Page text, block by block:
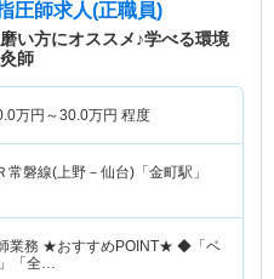
圧師求人(正職員)
い方にオススメ♪学べる環境
師
万円～30.0万円 程度
常磐線(上野－仙台)「金町駅」
業務 ★おすすめPOINT★ ◆「ベ
「全…